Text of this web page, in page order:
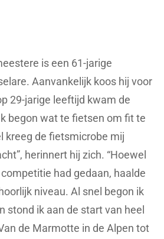
is een 61-jarige
Aanvankelijk koos hij voor
29-jarige leeftijd kwam de
begon wat te fietsen om fit te
kreeg de fietsmicrobe mij
herinnert hij zich. “Hoewel
had gedaan, haalde
niveau. Al snel begon ik
stond ik aan de start van heel
de Marmotte in de Alpen tot